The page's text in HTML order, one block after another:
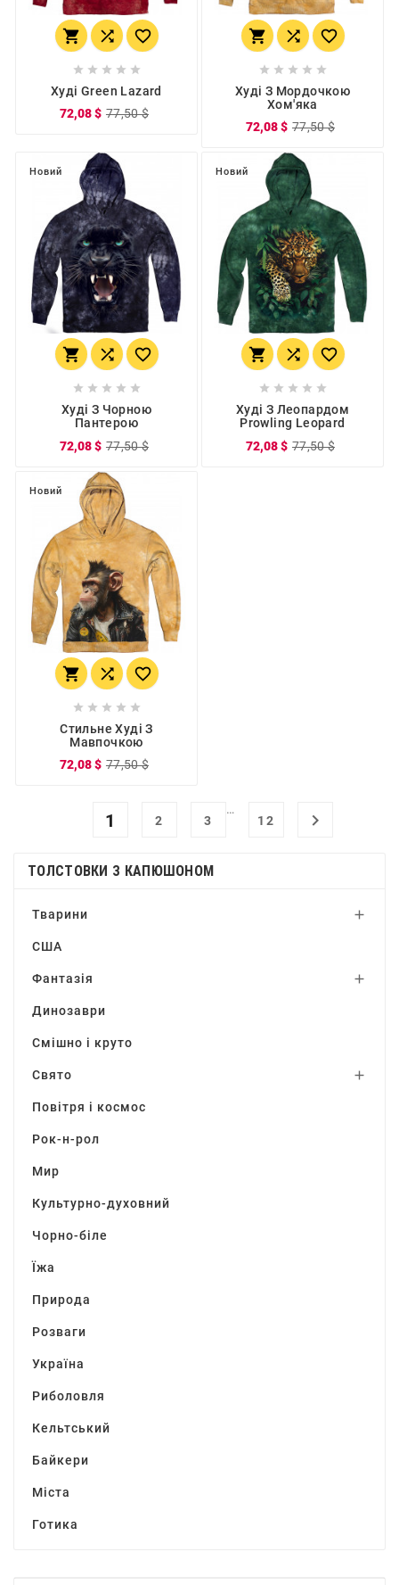
  
    
Худі Green Lazard
72,08 $ 77,50 $
  
    
Худі З Мордочкою
Хом'яка
72,08 $ 77,50 $
Новий
  
    
Худі З Чорною
Пантерою
72,08 $ 77,50 $
Новий
  
    
Худі З Леопардом
Prowling Leopard
72,08 $ 77,50 $
Новий
  
    
Стильне Худі З
Мавпочкою
72,08 $ 77,50 $
1 2 3
…
12

ТОЛСТОВКИ З КАПЮШОНОМ
Тварини 
США
Фантазія 
Динозаври
Смішно і круто
Свято 
Повітря і космос
Рок-н-рол
Мир
Культурно-духовний
Чорно-біле
Їжа
Природа
Розваги
Україна
Риболовля
Кельтський
Байкери
Міста
Готика